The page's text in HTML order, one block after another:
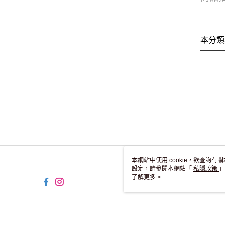
本分
本網站中使用 cookie，欲查詢有
設定，請參閱本網站「 私隱政策
用 cookie。
了解更多 >